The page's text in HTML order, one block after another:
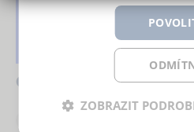
Často zaměňovaná
ZOBRAZIT